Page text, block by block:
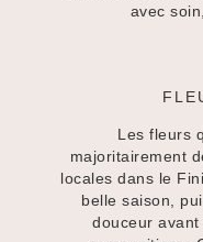
avec
Les fleurs
majoritairement
locales dans le
belle saison,
douceur avant